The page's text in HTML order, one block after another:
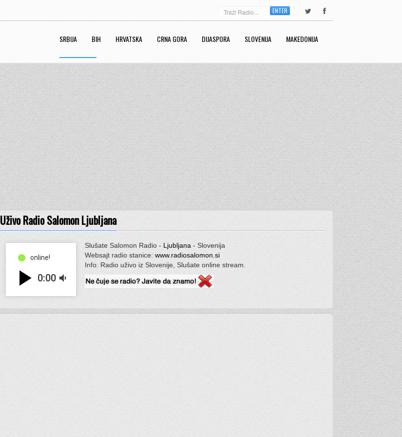
ENTER
SRBIJA BIH HRVATSKA CRNA GORA DIJASPORA SLOVENIJA MAKEDONIJA
Uživo Radio Salomon Ljubljana
online!
play_arrow 0:00 volume_down
Slušate Salomon Radio -Ljubljana - Slovenija
Websajt radio stanice:www.radiosalomon.si
Info: Radio uživo iz Slovenije, Slušate online stream.